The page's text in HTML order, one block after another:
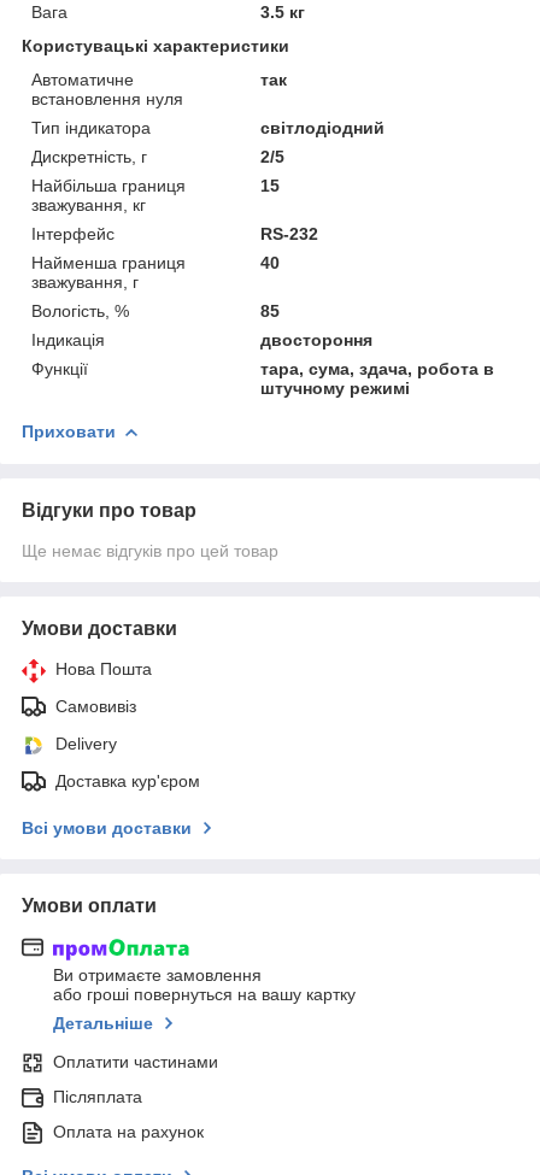
Вага
3.5 кг
Користувацькі характеристики
Автоматичне
встановлення нуля
так
Тип індикатора
світлодіодний
Дискретність, г
2/5
Найбільша границя
зважування, кг
15
Інтерфейс
RS-232
Найменша границя
зважування, г
40
Вологість, %
85
Індикація
двостороння
Функції
тара, сума, здача, робота в
штучному режимі
Приховати
Відгуки про товар
Ще немає відгуків про цей товар
Умови доставки
Нова Пошта
Самовивіз
Delivery
Доставка кур'єром
Всі умови доставки
Умови оплати
Ви отримаєте замовлення
або гроші повернуться на вашу картку
Детальніше
Оплатити частинами
Післяплата
Оплата на рахунок